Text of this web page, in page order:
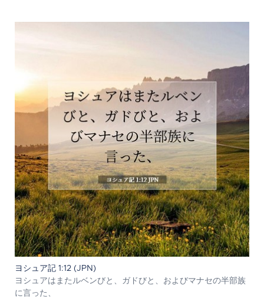
ヨシュア記 1:12 (JPN)
ヨシュアはまたルベンびと、ガドびと、およびマナセの半部族
に言った、